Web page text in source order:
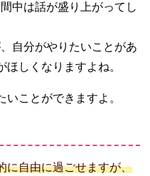
中は話が盛り上がってし
自分がやりたいことがあ
しくなりますよね。
ことができますよ。
に自由に過ごせますが、